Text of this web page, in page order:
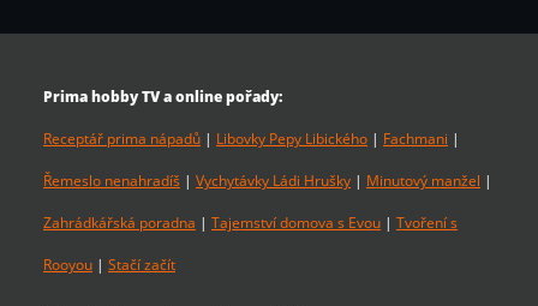
Prima hobby TV a online pořady:
Receptář prima nápadů | Libovky Pepy Libického | Fachmani |
Řemeslo nenahradíš | Vychytávky Ládi Hrušky | Minutový manžel |
Zahrádkářská poradna | Tajemství domova s Evou | Tvoření s
Rooyou | Stačí začít